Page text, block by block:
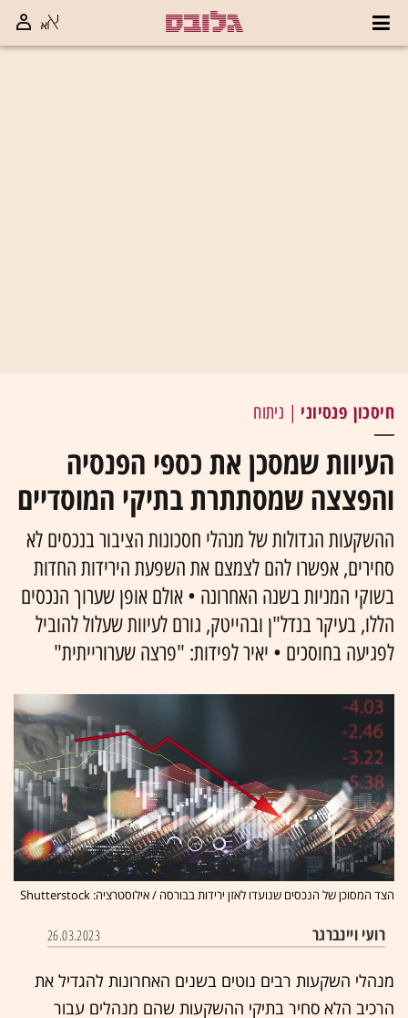
חיסכון פנסיוני | ניתוח
העיוות שמסכן את כספי הפנסיה
והפצצה שמסתתרת בתיקי המוסדיים
ההשקעות הגדולות של מנהלי חסכונות הציבור בנכסים לא
סחירים, אפשרו להם לצמצם את השפעת הירידות החדות
בשוקי המניות בשנה האחרונה • אולם אופן שערוך הנכסים
הללו, בעיקר בנדל"ן ובהייטק, גורם לעיוות שעלול להוביל
לפגיעה בחוסכים • יאיר לפידות: "פרצה שערורייתית"
הצד המסוכן של הנכסים שנועדו לאזן ירידות בבורסה / אילוסטרציה: Shutterstock
רועי ויינברגר 26.03.2023
מנהלי השקעות רבים נוטים בשנים האחרונות להגדיל את
הרכיב הלא סחיר בתיקי ההשקעות שהם מנהלים עבור